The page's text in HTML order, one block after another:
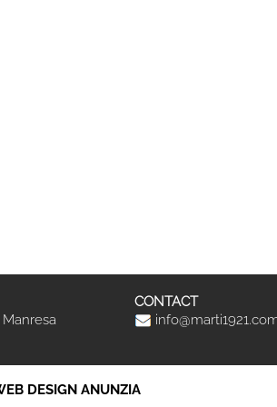
CONTACT
DESIGN ANUNZIA